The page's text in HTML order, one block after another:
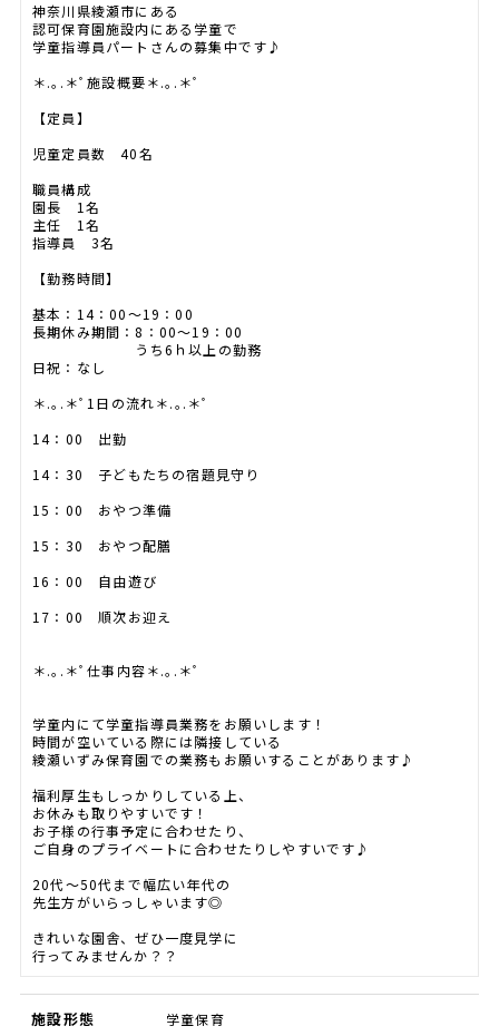
神奈川県綾瀬市にある
認可保育園施設内にある学童で
学童指導員パートさんの募集中です♪
＊.｡.＊ﾟ施設概要＊.｡.＊ﾟ
【定員】
児童定員数 40名
職員構成
園長 1名
主任 1名
指導員 3名
【勤務時間】
基本：14：00～19：00
長期休み期間：8：00～19：00
うち6ｈ以上の勤務
日祝：なし
＊.｡.＊ﾟ1日の流れ＊.｡.＊ﾟ
14：00 出勤
14：30 子どもたちの宿題見守り
15：00 おやつ準備
15：30 おやつ配膳
16：00 自由遊び
17：00 順次お迎え
＊.｡.＊ﾟ仕事内容＊.｡.＊ﾟ
学童内にて学童指導員業務をお願いします！
時間が空いている際には隣接している
綾瀬いずみ保育園での業務もお願いすることがあります♪
福利厚生もしっかりしている上、
お休みも取りやすいです！
お子様の行事予定に合わせたり、
ご自身のプライベートに合わせたりしやすいです♪
20代～50代まで幅広い年代の
先生方がいらっしゃいます◎
きれいな園舎、ぜひ一度見学に
行ってみませんか？？
施設形態 学童保育